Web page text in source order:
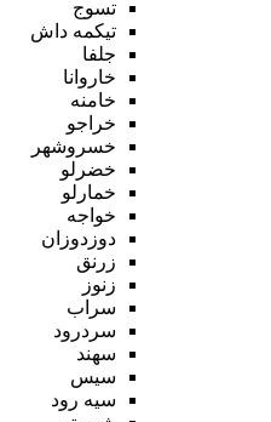
تسوج
تیکمه داش
جلفا
خاروانا
خامنه
خراجو
خسروشهر
خضرلو
خمارلو
خواجه
دوزدوزان
زرنق
زنوز
سراب
سردرود
سهند
سیس
سیه رود